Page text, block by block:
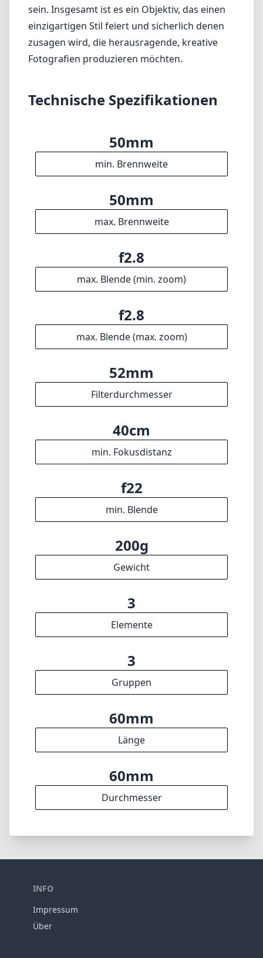
sein. Insgesamt ist es ein Objektiv, das einen
einzigartigen Stil feiert und sicherlich denen
zusagen wird, die herausragende, kreative
Fotografien produzieren möchten.
Technische Spezifikationen
50mm
min. Brennweite
50mm
max. Brennweite
f2.8
max. Blende (min. zoom)
f2.8
max. Blende (max. zoom)
52mm
Filterdurchmesser
40cm
min. Fokusdistanz
f22
min. Blende
200g
Gewicht
3
Elemente
3
Gruppen
60mm
Länge
60mm
Durchmesser
INFO
Impressum
Über